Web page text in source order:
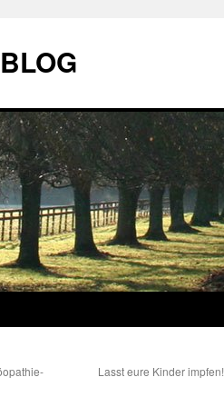
Lasst eure Kinder